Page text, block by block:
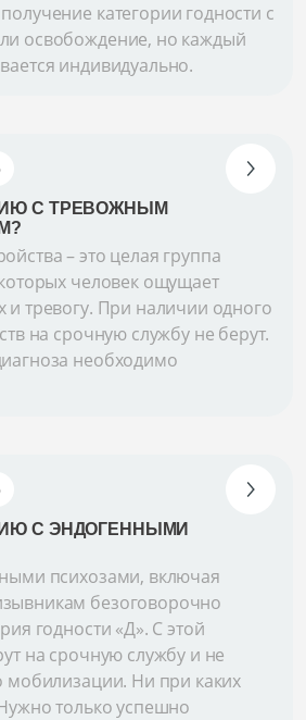
категории годности с
освобождение, но каждый
индивидуально.
С ТРЕВОЖНЫМ
– это целая группа
человек ощущает
и тревогу. При наличии одного
на срочную службу не берут.
необходимо
С ЭНДОГЕННЫМИ
психозами, включая
безоговорочно
годности «Д». С этой
на срочную службу и не
мобилизации. Ни при каких
только успешно